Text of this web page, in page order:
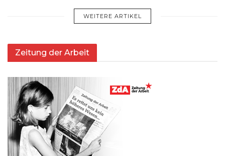
WEITERE ARTIKEL
Zeitung der Arbeit